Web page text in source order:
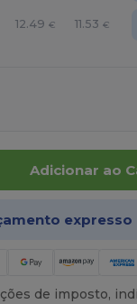
12.49 € 11.53 €
Adicionar ao
expresso
de imposto,